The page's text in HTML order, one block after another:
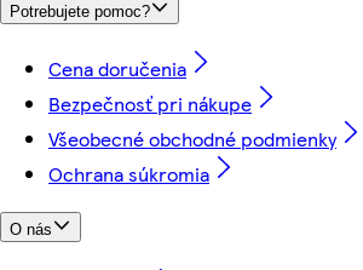
Potrebujete pomoc?
Cena doručenia
Bezpečnosť pri nákupe
Všeobecné obchodné podmienky
Ochrana súkromia
O nás